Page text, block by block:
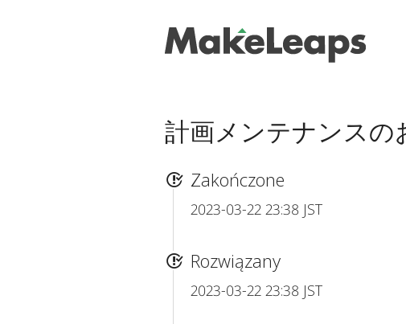
計画メンテナンスの
Zakończone
2023-03-22 23:38 JST
Rozwiązany
2023-03-22 23:38 JST